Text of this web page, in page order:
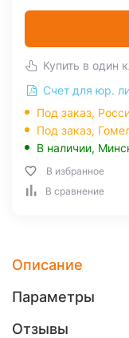
Купить в один
Счет для юр.
Под заказ,
Под заказ,
В наличии,
В избранное
В сравнение
Описание
Параметры
Отзывы